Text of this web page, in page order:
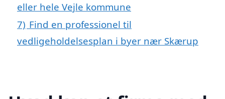
eller hele Vejle kommune
7) Find en professionel til
vedligeholdelsesplan i byer nær Skærup